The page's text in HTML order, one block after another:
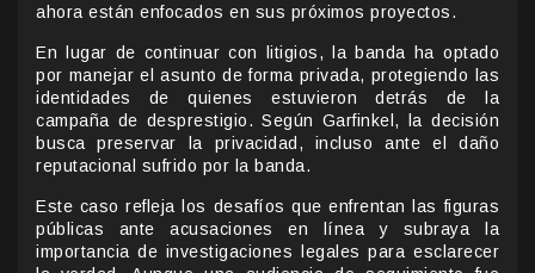
ahora están enfocados en sus próximos proyectos.
En lugar de continuar con litigios, la banda ha optado
por manejar el asunto de forma privada, protegiendo las
identidades de quienes estuvieron detrás de la
campaña de desprestigio. Según Garfinkel, la decisión
busca preservar la privacidad, incluso ante el daño
reputacional sufrido por la banda.
Este caso refleja los desafíos que enfrentan las figuras
públicas ante acusaciones en línea y subraya la
importancia de investigaciones legales para esclarecer